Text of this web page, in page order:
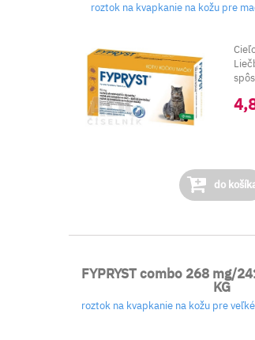
roztok na kvapkanie na kožu pre
do
FYPRYST combo 268 mg/
KG
roztok na kvapkanie na kožu pre